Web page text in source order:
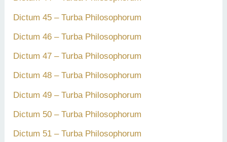
Dictum 45 – Turba Philosophorum
Dictum 46 – Turba Philosophorum
Dictum 47 – Turba Philosophorum
Dictum 48 – Turba Philosophorum
Dictum 49 – Turba Philosophorum
Dictum 50 – Turba Philosophorum
Dictum 51 – Turba Philosophorum